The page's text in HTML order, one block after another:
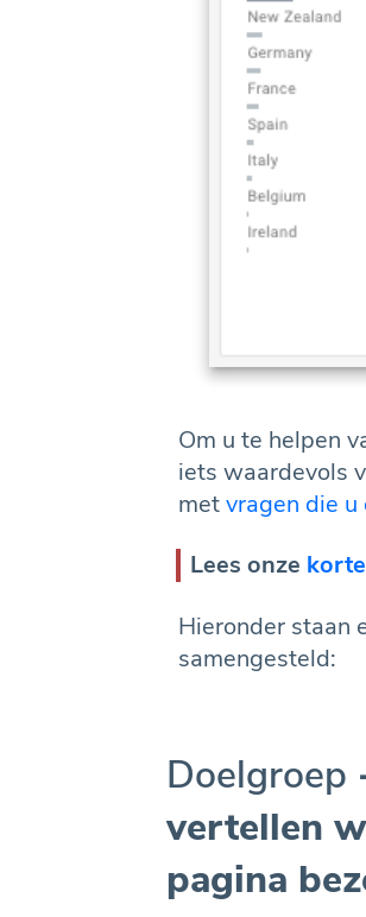
Om u te helpen
iets waardevols
metvragen die u
Lees onze
Hieronder staan
samengesteld:
Doelgroep
vertellen
pagina